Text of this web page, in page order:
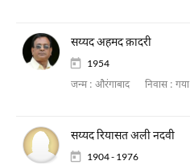
सय्यद अहमद क़ादरी
1954
जन्म : औरंगाबाद निवास : गया
सय्यद रियासत अली नदवी
1904 - 1976